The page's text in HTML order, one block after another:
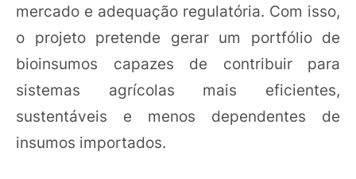
mercado e adequação regulatória. Com isso,
o projeto pretende gerar um portfólio de
bioinsumos capazes de contribuir para
sistemas agrícolas mais eficientes,
sustentáveis e menos dependentes de
insumos importados.